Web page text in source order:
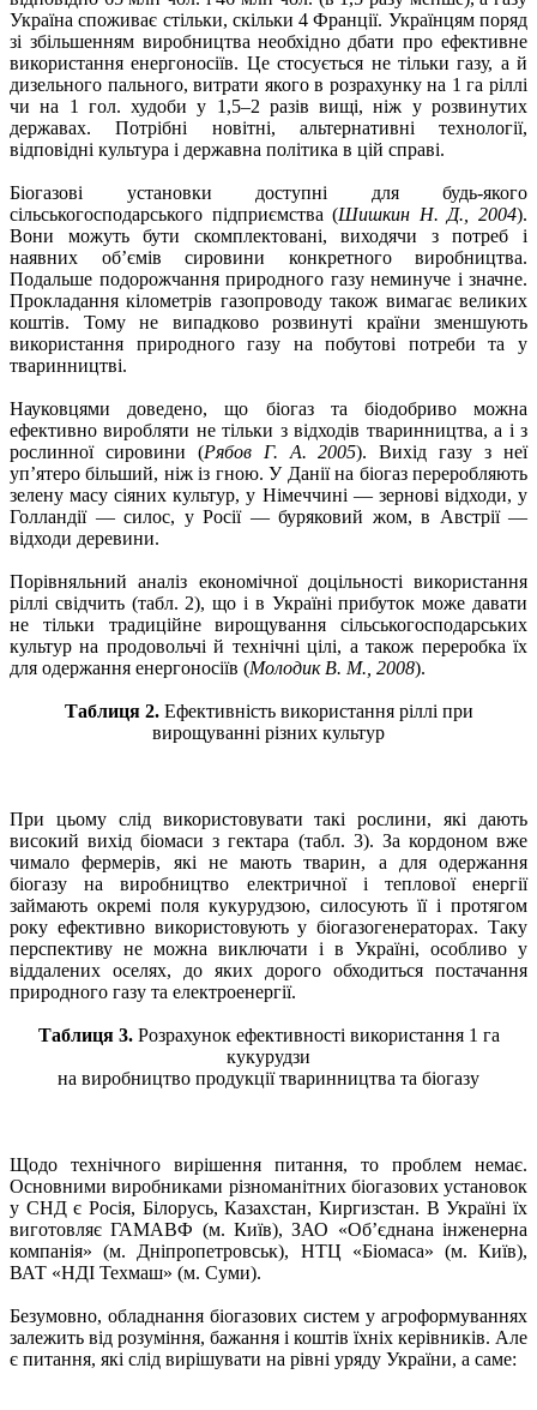
Україна споживає стільки, скільки 4 Франції. Українцям поряд
зі збільшенням виробництва необхідно дбати про ефективне
використання енергоносіїв. Це стосується не тільки газу, а й
дизельного пального, витрати якого в розрахунку на 1 га ріллі
чи на 1 гол. худоби у 1,5–2 разів вищі, ніж у розвинутих
державах. Потрібні новітні, альтернативні технології,
відповідні культура і державна політика в цій справі.
Біогазові установки доступні для будь-якого
сільськогосподарського підприємства (Шишкин Н. Д., 2004).
Вони можуть бути скомплектовані, виходячи з потреб і
наявних об’ємів сировини конкретного виробництва.
Подальше подорожчання природного газу неминуче і значне.
Прокладання кілометрів газопроводу також вимагає великих
коштів. Тому не випадково розвинуті країни зменшують
використання природного газу на побутові потреби та у
тваринництві.
Науковцями доведено, що біогаз та біодобриво можна
ефективно виробляти не тільки з відходів тваринництва, а і з
рослинної сировини (Рябов Г. А. 2005). Вихід газу з неї
уп’ятеро більший, ніж із гною. У Данії на біогаз переробляють
зелену масу сіяних культур, у Німеччині — зернові відходи, у
Голландії — силос, у Росії — буряковий жом, в Австрії —
відходи деревини.
Порівняльний аналіз економічної доцільності використання
ріллі свідчить (табл. 2), що і в Україні прибуток може давати
не тільки традиційне вирощування сільськогосподарських
культур на продовольчі й технічні цілі, а також переробка їх
для одержання енергоносіїв (Молодик В. М., 2008).
Таблиця 2.Ефективність використання ріллі при
вирощуванні різних культур
При цьому слід використовувати такі рослини, які дають
високий вихід біомаси з гектара (табл. 3). За кордоном вже
чимало фермерів, які не мають тварин, а для одержання
біогазу на виробництво електричної і теплової енергії
займають окремі поля кукурудзою, силосують її і протягом
року ефективно використовують у біогазогенераторах. Таку
перспективу не можна виключати і в Україні, особливо у
віддалених оселях, до яких дорого обходиться постачання
природного газу та електроенергії.
Таблиця 3.Розрахунок ефективності використання 1 га
кукурудзи
на виробництво продукції тваринництва та біогазу
Щодо технічного вирішення питання, то проблем немає.
Основними виробниками різноманітних біогазових установок
у СНД є Росія, Білорусь, Казахстан, Киргизстан. В Україні їх
виготовляє ГАМАВФ (м. Київ), ЗАО «Об’єднана інженерна
компанія» (м. Дніпропетровськ), НТЦ «Біомаса» (м. Київ),
ВАТ «НДІ Техмаш» (м. Суми).
Безумовно, обладнання біо­газових систем у агроформуваннях
залежить від розуміння, бажання і коштів їхніх керівників. Але
є питання, які слід вирішувати на рівні уряду України, а саме: